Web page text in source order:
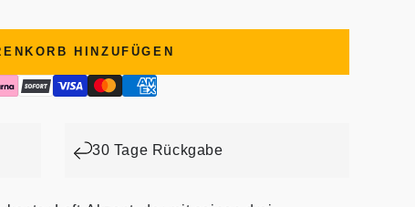
HINZUFÜGEN
30 Tage Rückgabe